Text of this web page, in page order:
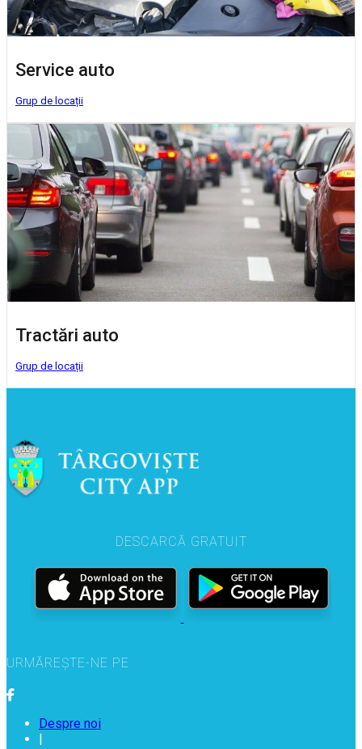
Service auto
Grup de locații
Tractări auto
Grup de locații
DESCARCĂ GRATUIT
URMĂREȘTE-NE PE
Despre noi